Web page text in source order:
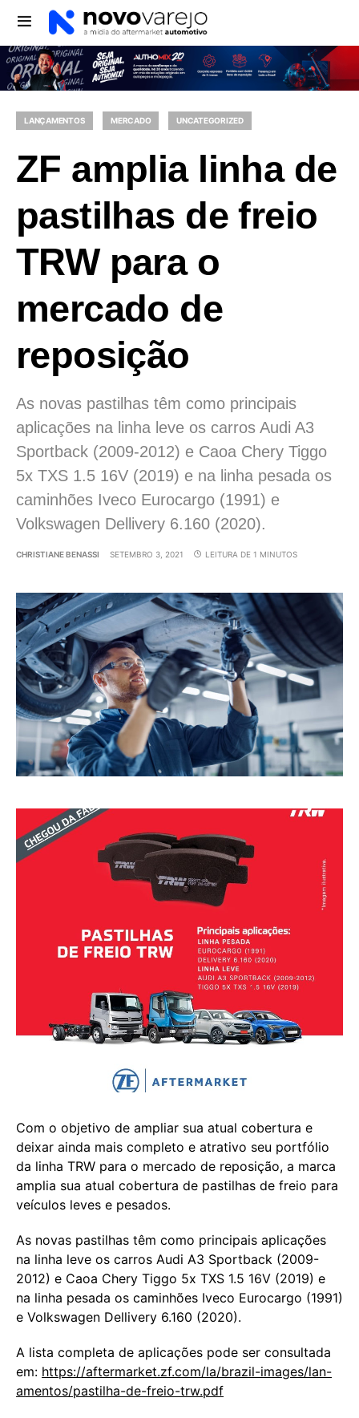
LANÇAMENTOS MERCADO UNCATEGORIZED
ZF amplia linha de
pastilhas de freio
TRW para o
mercado de
reposição
As novas pastilhas têm como principais
aplicações na linha leve os carros Audi A3
Sportback (2009-2012) e Caoa Chery Tiggo
5x TXS 1.5 16V (2019) e na linha pesada os
caminhões Iveco Eurocargo (1991) e
Volkswagen Dellivery 6.160 (2020).
CHRISTIANE BENASSI SETEMBRO 3, 2021 LEITURA DE 1 MINUTOS
Com o objetivo de ampliar sua atual cobertura e
deixar ainda mais completo e atrativo seu portfólio
da linha TRW para o mercado de reposição, a marca
amplia sua atual cobertura de pastilhas de freio para
veículos leves e pesados.
As novas pastilhas têm como principais aplicações
na linha leve os carros Audi A3 Sportback (2009-
2012) e Caoa Chery Tiggo 5x TXS 1.5 16V (2019) e
na linha pesada os caminhões Iveco Eurocargo (1991)
e Volkswagen Dellivery 6.160 (2020).
A lista completa de aplicações pode ser consultada
em: https://aftermarket.zf.com/la/brazil-images/lan-
amentos/pastilha-de-freio-trw.pdf